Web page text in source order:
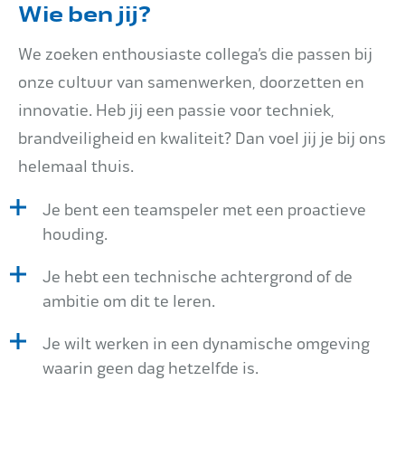
Wie ben jij?
We zoeken enthousiaste collega’s die passen bij
onze cultuur van samenwerken, doorzetten en
innovatie. Heb jij een passie voor techniek,
brandveiligheid en kwaliteit? Dan voel jij je bij ons
helemaal thuis.
Je bent een teamspeler met een proactieve
houding.
Je hebt een technische achtergrond of de
ambitie om dit te leren.
Je wilt werken in een dynamische omgeving
waarin geen dag hetzelfde is.